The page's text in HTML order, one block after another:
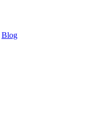
Blog